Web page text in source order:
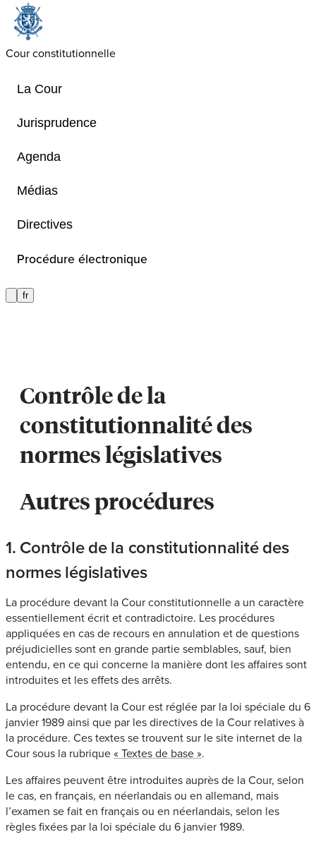
Cour constitutionnelle
La Cour
Jurisprudence
Agenda
Médias
Directives
Procédure électronique
fr
La procédure devant la Cour
Contrôle de la
constitutionnalité des
normes législatives
Autres procédures
1. Contrôle de la constitutionnalité des
normes législatives
La procédure devant la Cour constitutionnelle a un caractère
essentiellement écrit et contradictoire. Les procédures
appliquées en cas de recours en annulation et de questions
préjudicielles sont en grande partie semblables, sauf, bien
entendu, en ce qui concerne la manière dont les affaires sont
introduites et les effets des arrêts.
La procédure devant la Cour est réglée par la loi spéciale du 6
janvier 1989 ainsi que par les directives de la Cour relatives à
la procédure. Ces textes se trouvent sur le site internet de la
Cour sous la rubrique« Textes de base ».
Les affaires peuvent être introduites auprès de la Cour, selon
le cas, en français, en néerlandais ou en allemand, mais
l’examen se fait en français ou en néerlandais, selon les
règles fixées par la loi spéciale du 6 janvier 1989.